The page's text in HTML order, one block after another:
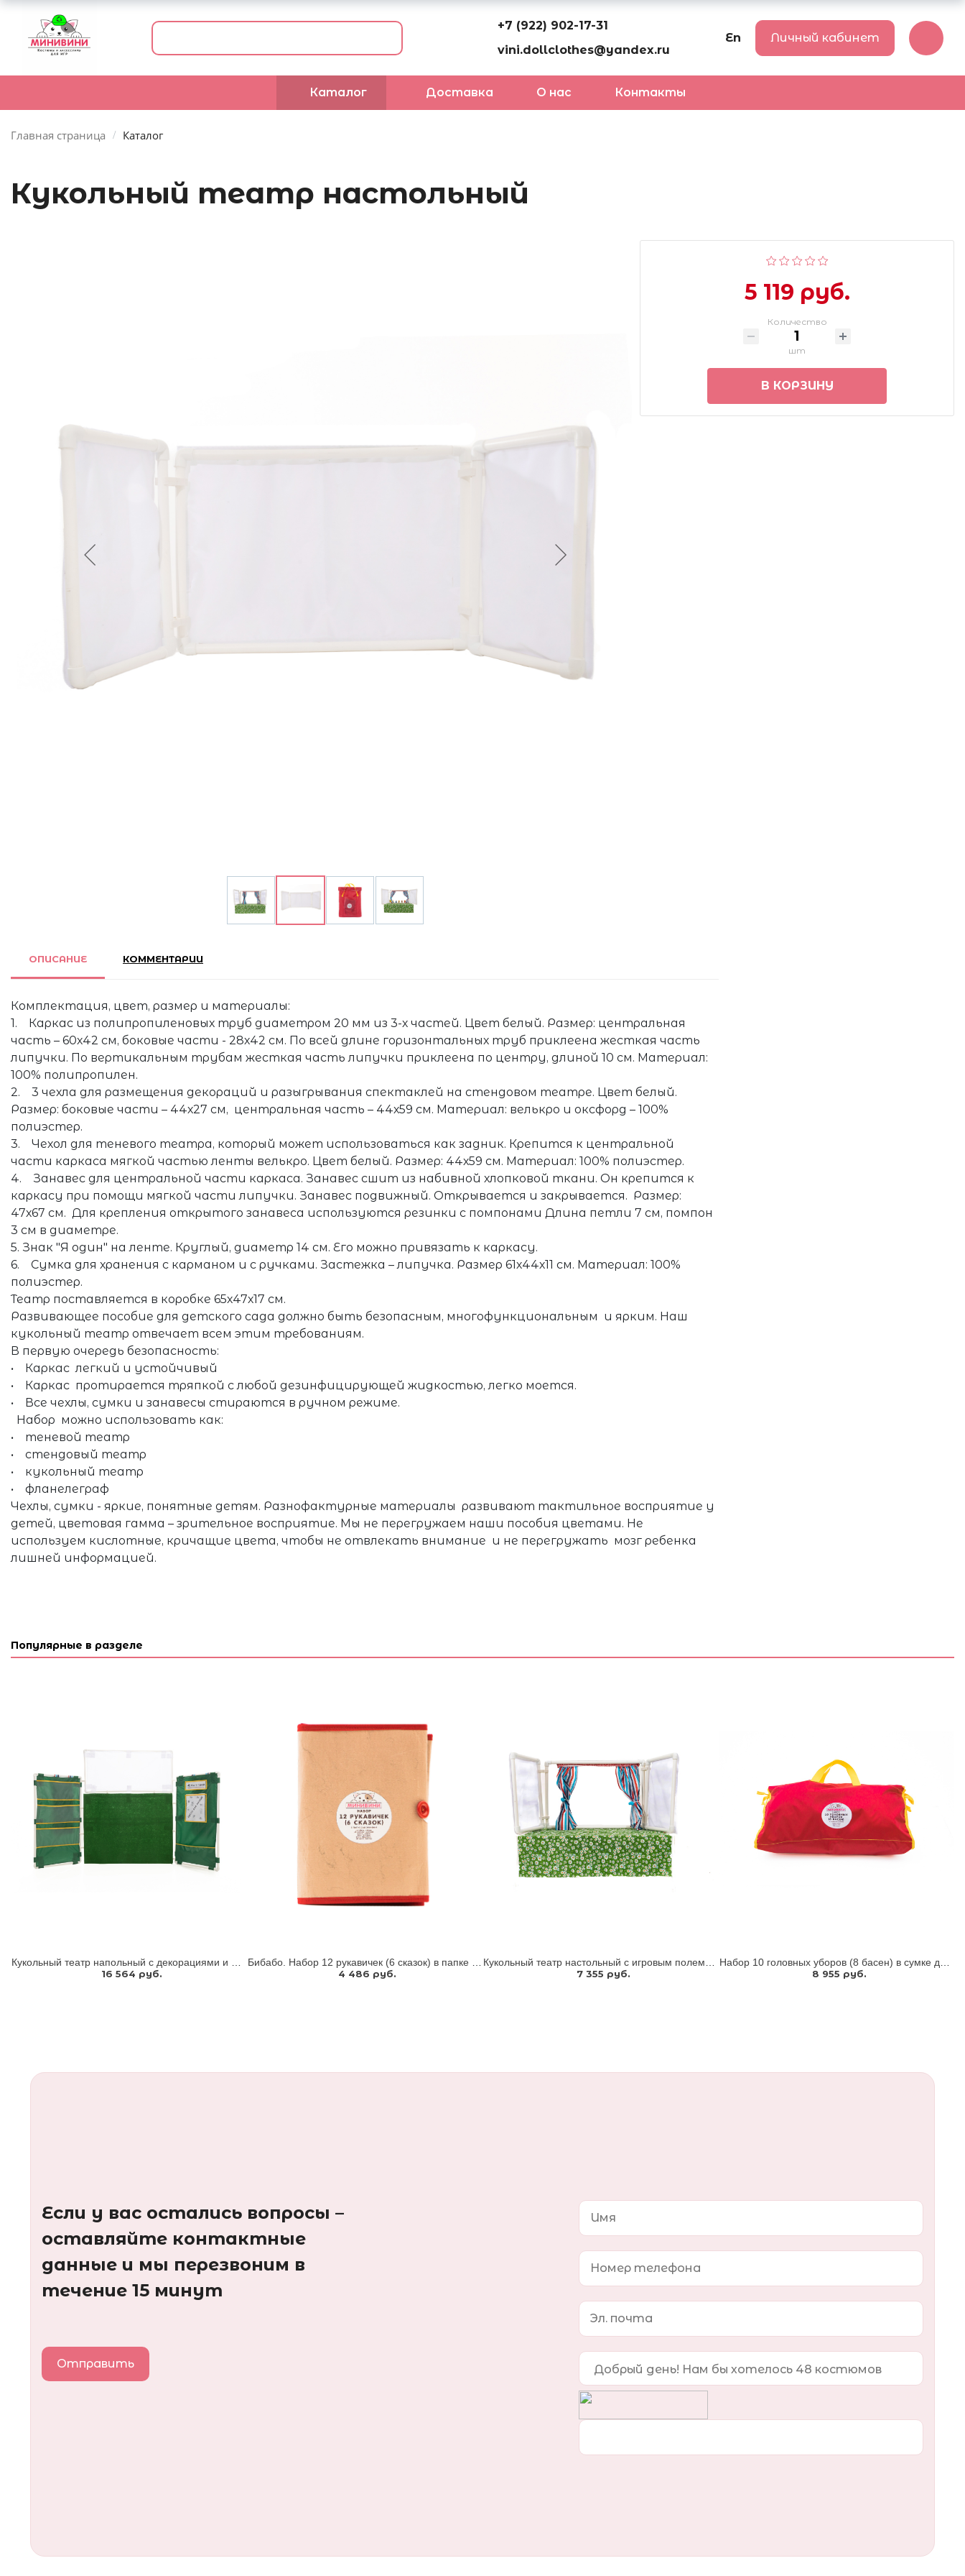
+7 (922) 902-17-31
vini.dollclothes@yandex.ru
En Личный кабинет
Каталог Доставка О нас Контакты
Главная страница Каталог
Кукольный театр настольный
5 119 руб.
Количество
шт
В КОРЗИНУ
ОПИСАНИЕ КОММЕНТАРИИ
Комплектация, цвет, размер и материалы:
1. Каркас из полипропиленовых труб диаметром 20 мм из 3-х частей. Цвет белый. Размер: центральная
часть – 60х42 см, боковые части - 28х42 см. По всей длине горизонтальных труб приклеена жесткая часть
липучки. По вертикальным трубам жесткая часть липучки приклеена по центру, длиной 10 см. Материал:
100% полипропилен.
2. 3 чехла для размещения декораций и разыгрывания спектаклей на стендовом театре. Цвет белый.
Размер: боковые части – 44х27 см, центральная часть – 44х59 см. Материал: велькро и оксфорд – 100%
полиэстер.
3. Чехол для теневого театра, который может использоваться как задник. Крепится к центральной
части каркаса мягкой частью ленты велькро. Цвет белый. Размер: 44х59 см. Материал: 100% полиэстер.
4. Занавес для центральной части каркаса. Занавес сшит из набивной хлопковой ткани. Он крепится к
каркасу при помощи мягкой части липучки. Занавес подвижный. Открывается и закрывается. Размер:
47х67 см. Для крепления открытого занавеса используются резинки с помпонами Длина петли 7 см, помпон
3 см в диаметре.
5. Знак "Я один" на ленте. Круглый, диаметр 14 см. Его можно привязать к каркасу.
6. Сумка для хранения с карманом и с ручками. Застежка – липучка. Размер 61х44х11 см. Материал: 100%
полиэстер.
Театр поставляется в коробке 65х47х17 см.
Развивающее пособие для детского сада должно быть безопасным, многофункциональным и ярким. Наш
кукольный театр отвечает всем этим требованиям.
В первую очередь безопасность:
• Каркас легкий и устойчивый
• Каркас протирается тряпкой с любой дезинфицирующей жидкостью, легко моется.
• Все чехлы, сумки и занавесы стираются в ручном режиме.
Набор можно использовать как:
• теневой театр
• стендовый театр
• кукольный театр
• фланелеграф
Чехлы, сумки - яркие, понятные детям. Разнофактурные материалы развивают тактильное восприятие у
детей, цветовая гамма – зрительное восприятие. Мы не перегружаем наши пособия цветами. Не
используем кислотные, кричащие цвета, чтобы не отвлекать внимание и не перегружать мозг ребенка
лишней информацией.
Популярные в разделе
16 564 руб.
4 486 руб.
7 355 руб.
8 955 руб.
Если у вас остались вопросы –
оставляйте контактные
данные и мы перезвоним в
течение 15 минут